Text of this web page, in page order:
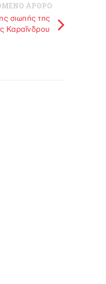
ΑΡΘΡΟ
σιωπής της
Καραΐνδρου